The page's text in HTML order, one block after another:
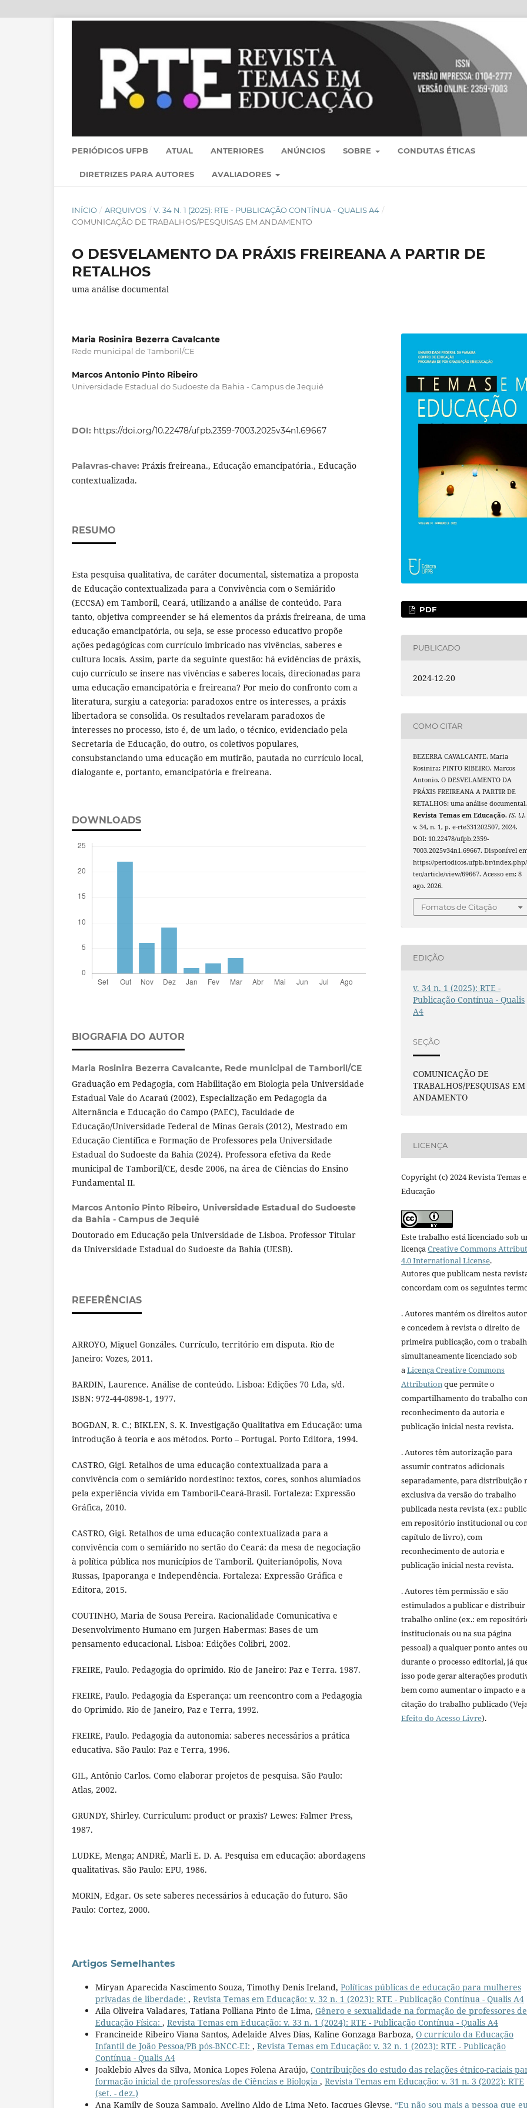
PERIÓDICOS UFPB ATUAL ANTERIORES ANÚNCIOS SOBRE CONDUTAS ÉTICAS
DIRETRIZES PARA AUTORES AVALIADORES
INÍCIO / ARQUIVOS / V. 34 N. 1 (2025): RTE - PUBLICAÇÃO CONTÍNUA - QUALIS A4 /
COMUNICAÇÃO DE TRABALHOS/PESQUISAS EM ANDAMENTO
O DESVELAMENTO DA PRÁXIS FREIREANA A PARTIR DE
RETALHOS
uma análise documental
Maria Rosinira Bezerra Cavalcante
Rede municipal de Tamboril/CE
Marcos Antonio Pinto Ribeiro
Universidade Estadual do Sudoeste da Bahia - Campus de Jequié
DOI: https://doi.org/10.22478/ufpb.2359-7003.2025v34n1.69667
Palavras-chave: Práxis freireana., Educação emancipatória., Educação
contextualizada.
RESUMO
Esta pesquisa qualitativa, de caráter documental, sistematiza a proposta
de Educação contextualizada para a Convivência com o Semiárido
(ECCSA) em Tamboril, Ceará, utilizando a análise de conteúdo. Para
tanto, objetiva compreender se há elementos da práxis freireana, de uma
educação emancipatória, ou seja, se esse processo educativo propõe
ações pedagógicas com currículo imbricado nas vivências, saberes e
cultura locais. Assim, parte da seguinte questão: há evidências de práxis,
cujo currículo se insere nas vivências e saberes locais, direcionadas para
uma educação emancipatória e freireana? Por meio do confronto com a
literatura, surgiu a categoria: paradoxos entre os interesses, a práxis
libertadora se consolida. Os resultados revelaram paradoxos de
interesses no processo, isto é, de um lado, o técnico, evidenciado pela
Secretaria de Educação, do outro, os coletivos populares,
consubstanciando uma educação em mutirão, pautada no currículo local,
dialogante e, portanto, emancipatória e freireana.
DOWNLOADS
BIOGRAFIA DO AUTOR
Maria Rosinira Bezerra Cavalcante, Rede municipal de Tamboril/CE
Graduação em Pedagogia, com Habilitação em Biologia pela Universidade
Estadual Vale do Acaraú (2002), Especialização em Pedagogia da
Alternância e Educação do Campo (PAEC), Faculdade de
Educação/Universidade Federal de Minas Gerais (2012), Mestrado em
Educação Científica e Formação de Professores pela Universidade
Estadual do Sudoeste da Bahia (2024). Professora efetiva da Rede
municipal de Tamboril/CE, desde 2006, na área de Ciências do Ensino
Fundamental II.
Marcos Antonio Pinto Ribeiro, Universidade Estadual do Sudoeste
da Bahia - Campus de Jequié
Doutorado em Educação pela Universidade de Lisboa. Professor Titular
da Universidade Estadual do Sudoeste da Bahia (UESB).
REFERÊNCIAS
ARROYO, Miguel Gonzáles. Currículo, território em disputa. Rio de
Janeiro: Vozes, 2011.
BARDIN, Laurence. Análise de conteúdo. Lisboa: Edições 70 Lda, s/d.
ISBN: 972-44-0898-1, 1977.
BOGDAN, R. C.; BIKLEN, S. K. Investigação Qualitativa em Educação: uma
introdução à teoria e aos métodos. Porto – Portugal. Porto Editora, 1994.
CASTRO, Gigi. Retalhos de uma educação contextualizada para a
convivência com o semiárido nordestino: textos, cores, sonhos alumiados
pela experiência vivida em Tamboril-Ceará-Brasil. Fortaleza: Expressão
Gráfica, 2010.
CASTRO, Gigi. Retalhos de uma educação contextualizada para a
convivência com o semiárido no sertão do Ceará: da mesa de negociação
à política pública nos municípios de Tamboril. Quiterianópolis, Nova
Russas, Ipaporanga e Independência. Fortaleza: Expressão Gráfica e
Editora, 2015.
COUTINHO, Maria de Sousa Pereira. Racionalidade Comunicativa e
Desenvolvimento Humano em Jurgen Habermas: Bases de um
pensamento educacional. Lisboa: Edições Colibri, 2002.
FREIRE, Paulo. Pedagogia do oprimido. Rio de Janeiro: Paz e Terra. 1987.
FREIRE, Paulo. Pedagogia da Esperança: um reencontro com a Pedagogia
do Oprimido. Rio de Janeiro, Paz e Terra, 1992.
FREIRE, Paulo. Pedagogia da autonomia: saberes necessários a prática
educativa. São Paulo: Paz e Terra, 1996.
GIL, Antônio Carlos. Como elaborar projetos de pesquisa. São Paulo:
Atlas, 2002.
GRUNDY, Shirley. Curriculum: product or praxis? Lewes: Falmer Press,
1987.
LUDKE, Menga; ANDRÉ, Marli E. D. A. Pesquisa em educação: abordagens
qualitativas. São Paulo: EPU, 1986.
MORIN, Edgar. Os sete saberes necessários à educação do futuro. São
Paulo: Cortez, 2000.
PDF
PUBLICADO
2024-12-20
COMO CITAR
BEZERRA CAVALCANTE, Maria
Rosinira; PINTO RIBEIRO, Marcos
Antonio. O DESVELAMENTO DA
PRÁXIS FREIREANA A PARTIR DE
RETALHOS: uma análise documental.
Revista Temas em Educação,[S. l.],
v. 34, n. 1, p. e-rte331202507, 2024.
DOI: 10.22478/ufpb.2359-
7003.2025v34n1.69667. Disponível
https://periodicos.ufpb.br/
teo/article/view/69667. Acesso em: 8
ago. 2026.
Fomatos de Citação
EDIÇÃO
v. 34 n. 1 (2025): RTE -
Publicação Contínua - Qualis
A4
SEÇÃO
COMUNICAÇÃO DE
TRABALHOS/PESQUISAS EM
ANDAMENTO
LICENÇA
Copyright (c) 2024 Revista Temas
Educação
Este trabalho está licenciado sob
licençaCreative Commons
4.0 International License.
Autores que publicam nesta
concordam com os seguintes
. Autores mantém os direitos
e concedem à revista o direito de
primeira publicação, com o
simultaneamente licenciado sob
aLicença Creative Commons
Attributionque permite o
compartilhamento do trabalho
reconhecimento da autoria e
publicação inicial nesta revista.
. Autores têm autorização para
assumir contratos adicionais
separadamente, para distribuição
exclusiva da versão do trabalho
publicada nesta revista (ex.:
em repositório institucional ou
capítulo de livro), com
reconhecimento de autoria e
publicação inicial nesta revista.
. Autores têm permissão e são
estimulados a publicar e distribuir
trabalho online (ex.: em
institucionais ou na sua página
pessoal) a qualquer ponto antes ou
durante o processo editorial, já
isso pode gerar alterações
bem como aumentar o impacto e a
citação do trabalho publicado
Efeito do Acesso Livre).
Artigos Semelhantes
Miryan Aparecida Nascimento Souza, Timothy Denis Ireland, Políticas públicas de educação para mulheres
privadas de liberdade: , Revista Temas em Educação: v. 32 n. 1 (2023): RTE - Publicação Contínua - Qualis A4
Aila Oliveira Valadares, Tatiana Polliana Pinto de Lima, Gênero e sexualidade na formação de professores de
Educação Física: , Revista Temas em Educação: v. 33 n. 1 (2024): RTE - Publicação Contínua - Qualis A4
Francineide Ribeiro Viana Santos, Adelaide Alves Dias, Kaline Gonzaga Barboza, O currículo da Educação
Infantil de João Pessoa/PB pós-BNCC-EI: , Revista Temas em Educação: v. 32 n. 1 (2023): RTE - Publicação
Contínua - Qualis A4
Joaklebio Alves da Silva, Monica Lopes Folena Araújo, Contribuições do estudo das relações étnico-raciais
formação inicial de professores/as de Ciências e Biologia , Revista Temas em Educação: v. 31 n. 3 (2022): RTE
(set. - dez.)
Ana Kamily de Souza Sampaio, Avelino Aldo de Lima Neto, Jacques Gleyse, “Eu não sou mais a pessoa que eu